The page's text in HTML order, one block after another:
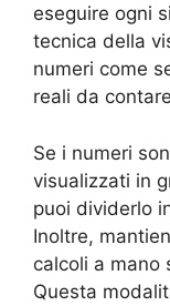
eseguire ogni
tecnica della
numeri come
reali da
Se i numeri
visualizzati in
puoi dividerlo
Inoltre,
calcoli a mano
Questa